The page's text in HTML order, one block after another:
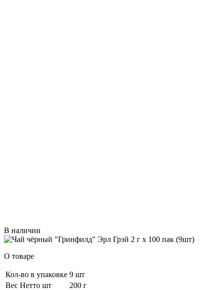
В наличии
О товаре
Кол-во в упаковке 9 шт
Вес Нетто шт
200 г